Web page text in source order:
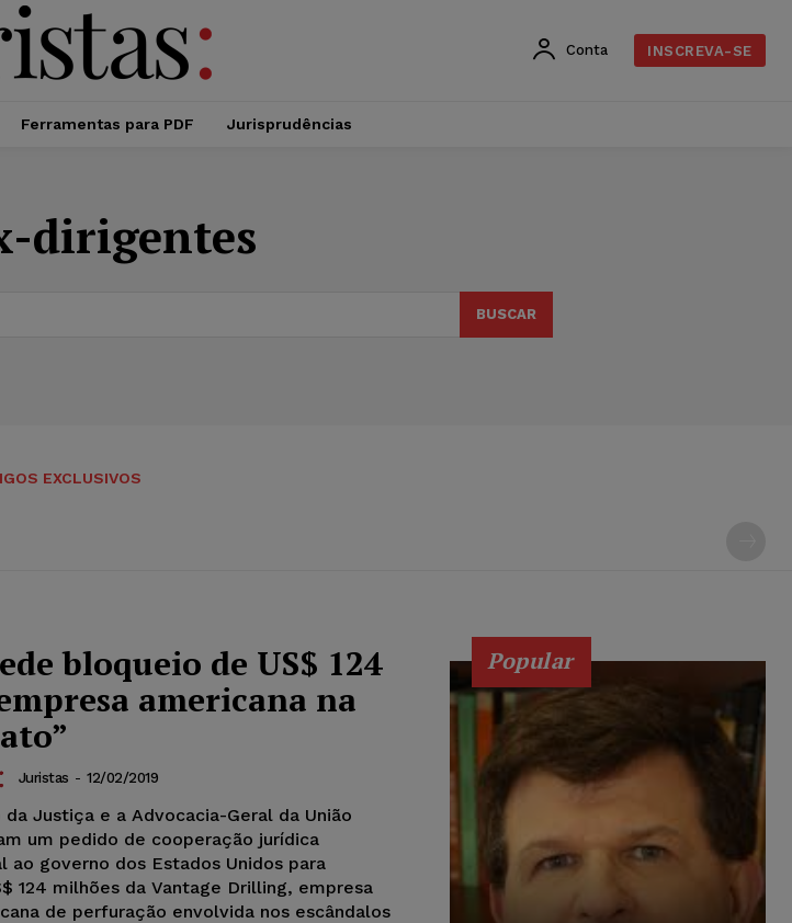
Conta INSCREVA-SE
Ferramentas para PDF Jurisprudências
dirigentes
BUSCAR
EXCLUSIVOS
bloqueio de US$ 124
americana na
Juristas - 12/02/2019
da Justiça e a Advocacia-Geral da União
um pedido de cooperação jurídica
ao governo dos Estados Unidos para
124 milhões da Vantage Drilling, empresa
de perfuração envolvida nos escândalos
Popular